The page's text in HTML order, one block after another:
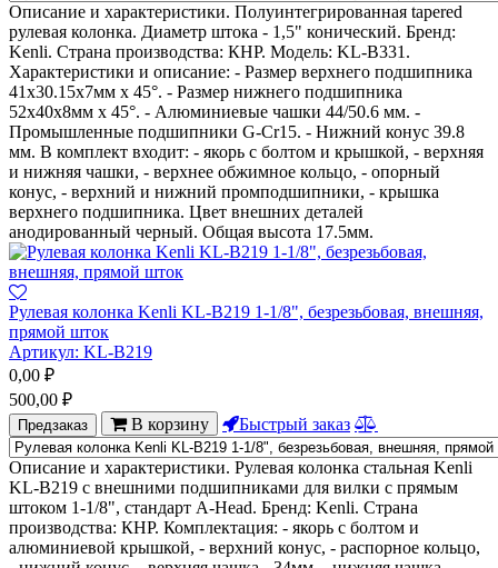
Описание и характеристики. Полуинтегрированная tapered
рулевая колонка. Диаметр штока - 1,5" конический. Бренд:
Kenli. Страна производства: КНР. Модель: KL-B331.
Характеристики и описание: - Размер верхнего подшипника
41х30.15х7мм х 45°. - Размер нижнего подшипника
52х40х8мм х 45°. - Алюминиевые чашки 44/50.6 мм. -
Промышленные подшипники G-Cr15. - Нижний конус 39.8
мм. В комплект входит: - якорь с болтом и крышкой, - верхняя
и нижняя чашки, - верхнее обжимное кольцо, - опорный
конус, - верхний и нижний промподшипники, - крышка
верхнего подшипника. Цвет внешних деталей
анодированный черный. Общая высота 17.5мм.
Рулевая колонка Kenli KL-B219 1-1/8", безрезьбовая, внешняя,
прямой шток
Артикул: KL-B219
0,00 ₽
500,00 ₽
Предзаказ В корзину Быстрый заказ
Описание и характеристики. Рулевая колонка стальная Kenli
KL-B219 с внешними подшипниками для вилки с прямым
штоком 1-1/8", стандарт A-Head. Бренд: Kenli. Страна
производства: КНР. Комплектация: - якорь с болтом и
алюминиевой крышкой, - верхний конус, - распорное кольцо,